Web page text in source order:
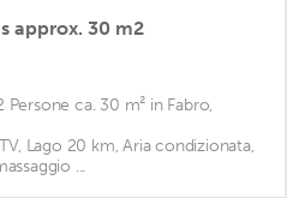
approx. 30 m2
ca. 30 m² in Fabro,
Lago 20 km, Aria condizionata,
...